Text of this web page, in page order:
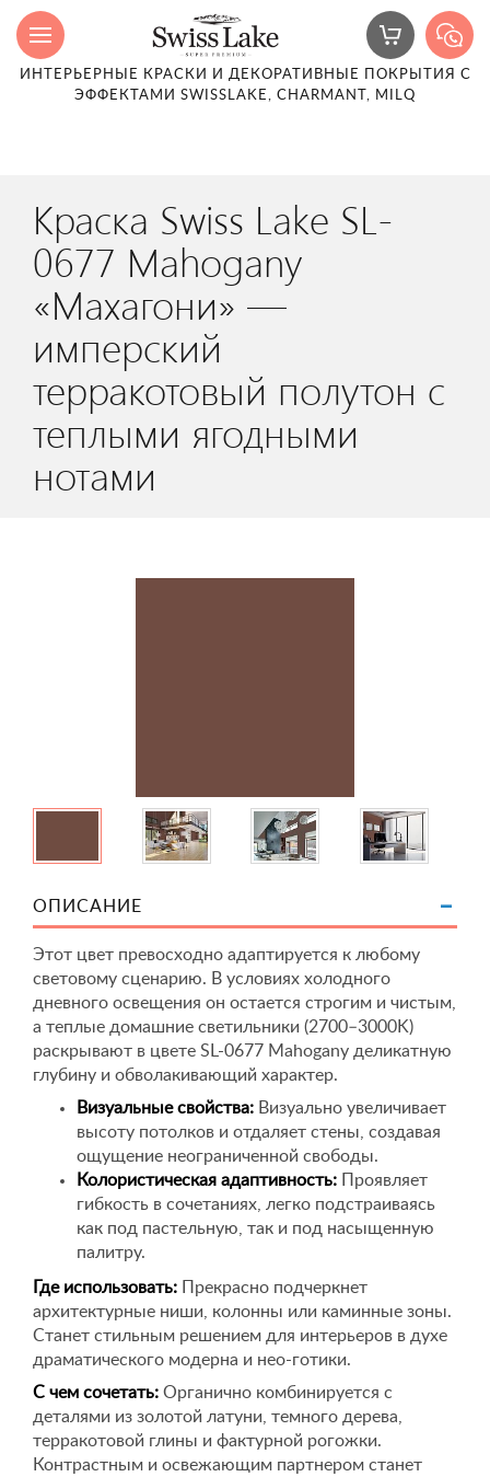
ИНТЕРЬЕРНЫЕ КРАСКИ И ДЕКОРАТИВНЫЕ ПОКРЫТИЯ С
ЭФФЕКТАМИ SWISSLAKE, CHARMANT, MILQ
Краска Swiss Lake SL-
0677 Mahogany
«Махагони» —
имперский
терракотовый полутон с
теплыми ягодными
нотами
ОПИСАНИЕ
Этот цвет превосходно адаптируется к любому
световому сценарию. В условиях холодного
дневного освещения он остается строгим и чистым,
а теплые домашние светильники (2700–3000K)
раскрывают в цвете SL-0677 Mahogany деликатную
глубину и обволакивающий характер.
Визуальные свойства: Визуально увеличивает
высоту потолков и отдаляет стены, создавая
ощущение неограниченной свободы.
Колористическая адаптивность: Проявляет
гибкость в сочетаниях, легко подстраиваясь
как под пастельную, так и под насыщенную
палитру.
Где использовать: Прекрасно подчеркнет
архитектурные ниши, колонны или каминные зоны.
Станет стильным решением для интерьеров в духе
драматического модерна и нео-готики.
С чем сочетать: Органично комбинируется с
деталями из золотой латуни, темного дерева,
терракотовой глины и фактурной рогожки.
Контрастным и освежающим партнером станет